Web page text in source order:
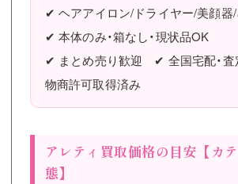
✔ ヘアアイロン/ドライヤー/美顔
✔ 本体のみ・箱なし・現状品OK
✔ まとめ売り歓迎 ✔ 全国宅配・
物商許可取得済み
アレティ買取価格の目安【カ
態】